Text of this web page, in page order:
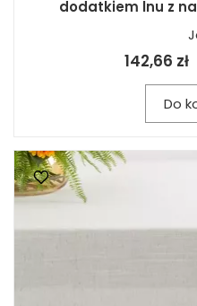
dodatkiem lnu z
142,66 zł
Do